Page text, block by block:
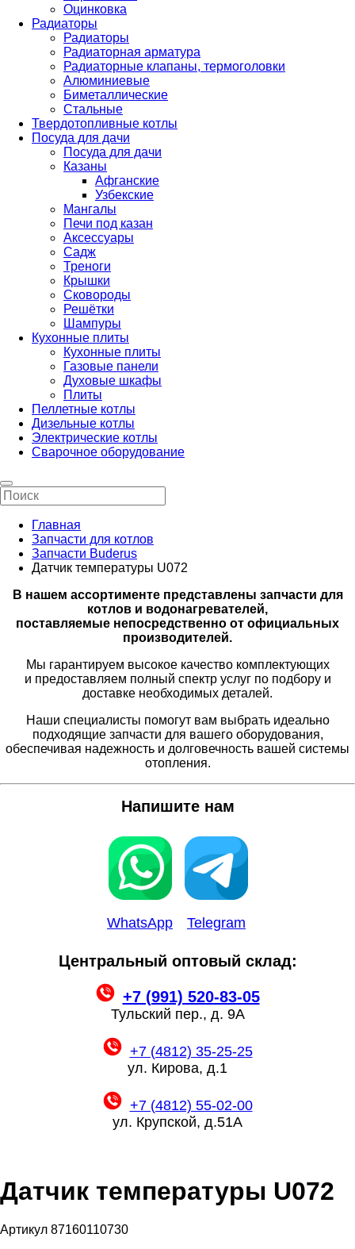
Оцинковка
Радиаторы
Радиаторы
Радиаторная арматура
Радиаторные клапаны, термоголовки
Алюминиевые
Биметаллические
Стальные
Твердотопливные котлы
Посуда для дачи
Посуда для дачи
Казаны
Афганские
Узбекские
Мангалы
Печи под казан
Аксессуары
Садж
Треноги
Крышки
Сковороды
Решётки
Шампуры
Кухонные плиты
Кухонные плиты
Газовые панели
Духовые шкафы
Плиты
Пеллетные котлы
Дизельные котлы
Электрические котлы
Сварочное оборудование
Главная
Запчасти для котлов
Запчасти Buderus
Датчик температуры U072
В нашем ассортименте представлены запчасти для
котлов и водонагревателей,
поставляемые непосредственно от официальных
производителей.
Мы гарантируем высокое качество комплектующих
и предоставляем полный спектр услуг по подбору и
доставке необходимых деталей.
Наши специалисты помогут вам выбрать идеально
подходящие запчасти для вашего оборудования,
обеспечивая надежность и долговечность вашей системы
отопления.
Напишите нам
WhatsApp Telegram
Центральный оптовый склад:
+7 (991) 520-83-05
Тульский пер., д. 9А
+7 (4812) 35-25-25
ул. Кирова, д.1
+7 (4812) 55-02-00
ул. Крупской, д.51А
Датчик температуры U072
Артикул 87160110730